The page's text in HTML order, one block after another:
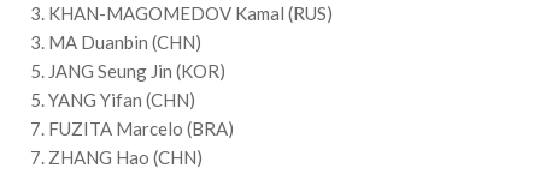
3. KHAN-MAGOMEDOV Kamal (RUS)
3. MA Duanbin (CHN)
5. JANG Seung Jin (KOR)
5. YANG Yifan (CHN)
7. FUZITA Marcelo (BRA)
7. ZHANG Hao (CHN)